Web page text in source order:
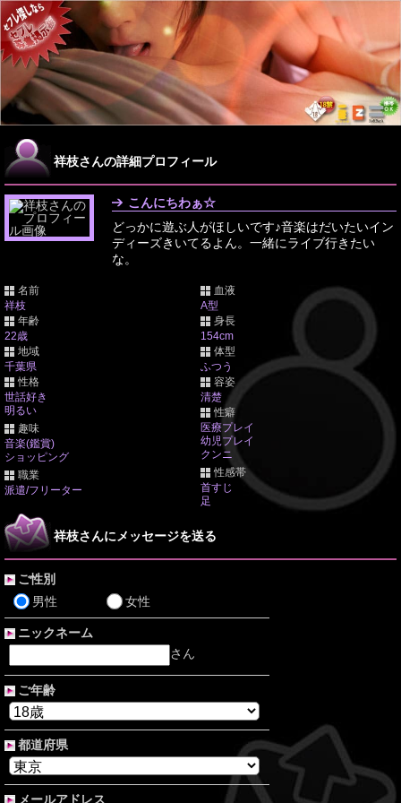
祥枝さんの詳細プロフィール
こんにちわぁ☆
どっかに遊ぶ人がほしいです♪音楽はだいたいイン
ディーズきいてるよん。一緒にライブ行きたい
な。
名前
祥枝
年齢
22歳
地域
千葉県
血液
A型
身長
154cm
体型
ふつう
性格
世話好き
明るい
趣味
音楽(鑑賞)
ショッピング
職業
派遣/フリーター
容姿
清楚
性癖
医療プレイ
幼児プレイ
クンニ
性感帯
首すじ
足
祥枝さんにメッセージを送る